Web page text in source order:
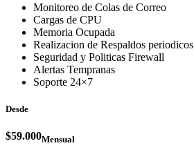
Monitoreo de Colas de Correo
Cargas de CPU
Memoria Ocupada
Realizacion de Respaldos periodicos
Seguridad y Politicas Firewall
Alertas Tempranas
Soporte 24×7
Desde
$59.000Mensual